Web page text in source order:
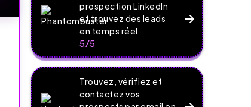
prospection LinkedIn
et trouvez des leads
en temps réel
5/5
Trouvez, vérifiez et
contactez vos